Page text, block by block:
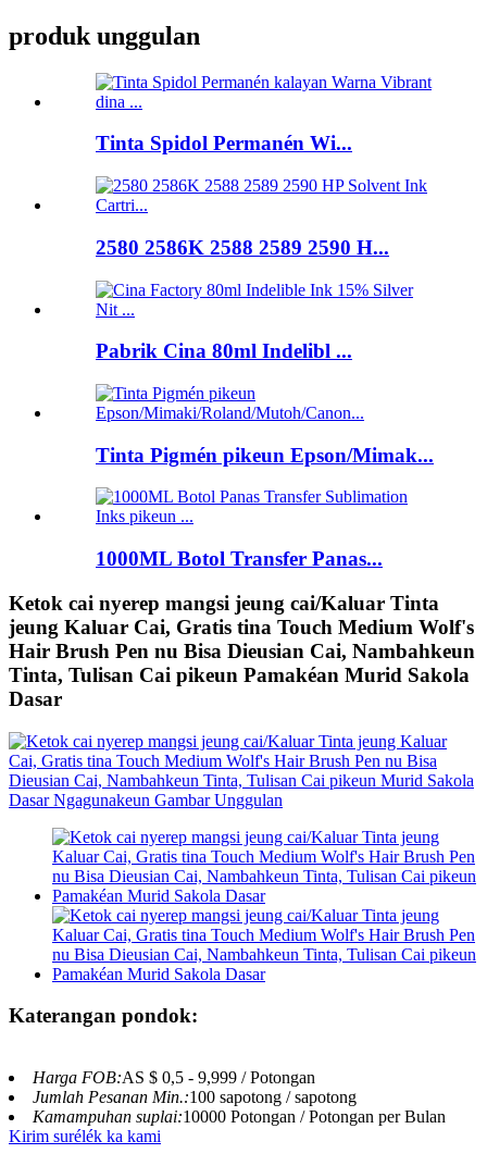
produk unggulan
Tinta Spidol Permanén Wi...
2580 2586K 2588 2589 2590 H...
Pabrik Cina 80ml Indelibl ...
Tinta Pigmén pikeun Epson/Mimak...
1000ML Botol Transfer Panas...
Ketok cai nyerep mangsi jeung cai/Kaluar Tinta
jeung Kaluar Cai, Gratis tina Touch Medium Wolf's
Hair Brush Pen nu Bisa Dieusian Cai, Nambahkeun
Tinta, Tulisan Cai pikeun Pamakéan Murid Sakola
Dasar
Katerangan pondok:
Harga FOB:AS $ 0,5 - 9,999 / Potongan
Jumlah Pesanan Min.:100 sapotong / sapotong
Kamampuhan suplai:10000 Potongan / Potongan per Bulan
Kirim surélék ka kami